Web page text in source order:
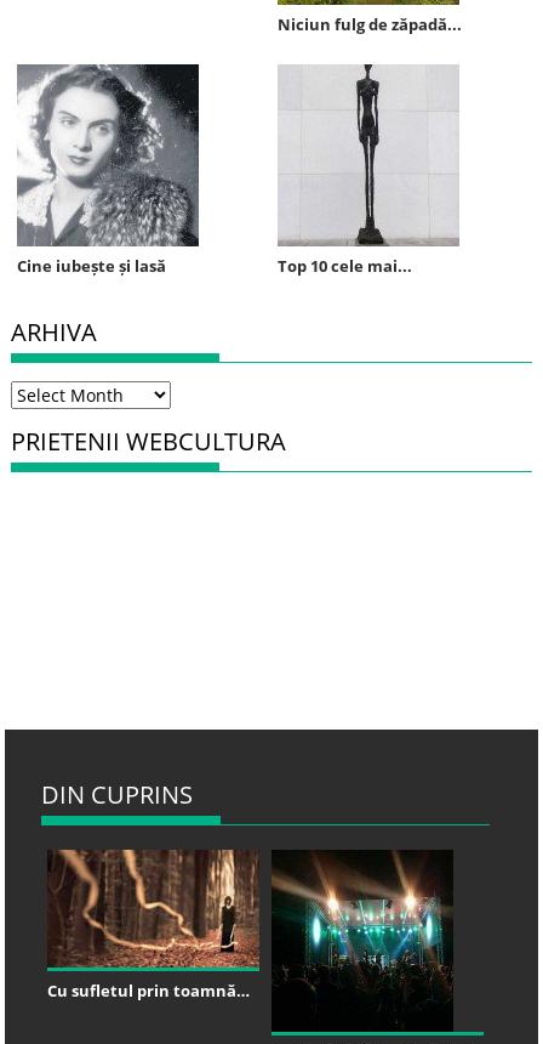
Niciun fulg de zăpadă...
Cine iubește și lasă Top 10 cele mai...
ARHIVA
Arhiva
PRIETENII WEBCULTURA
DIN CUPRINS
Cu sufletul prin toamnă…